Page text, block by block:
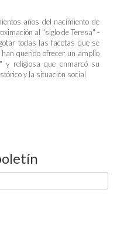
años del nacimiento de
al "siglo de Teresa" -
todas las facetas que se
querido ofrecer un amplio
y religiosa que enmarcó su
y la situación social